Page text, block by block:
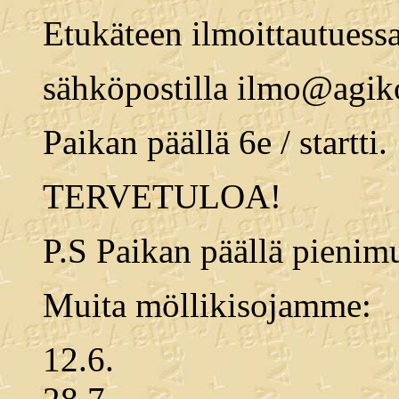
Etukäteen
sähköpostilla
Paikan päällä 6e / startti.
TERVETULOA!
P.S Paikan päällä
Muita möllikisojamme:
12.6.